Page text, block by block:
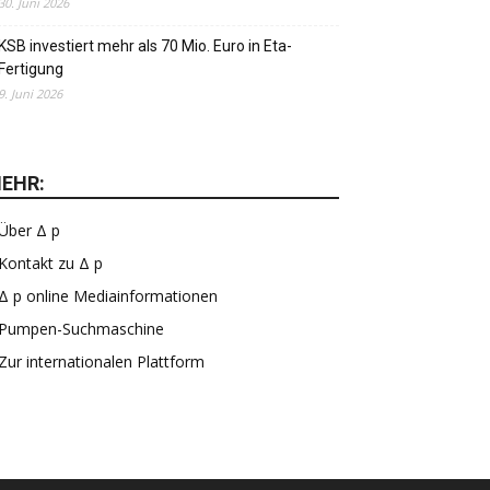
investiert mehr als 70 Mio. Euro in Eta-
Juni 2026
Δ p
zu Δ p
p online Mediainformationen
Suchmaschine
internationalen Plattform